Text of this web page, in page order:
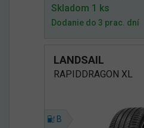
Skladom 1 ks
Dodanie do 3 prac. dní
LANDSAIL
RAPIDDRAGON XL
B